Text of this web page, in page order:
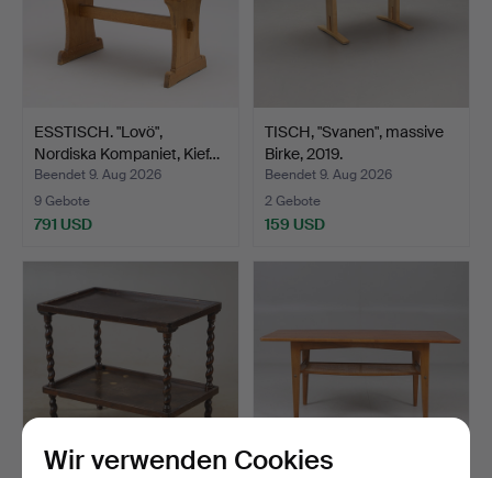
ESSTISCH. "Lovö",
Nordiska Kompaniet, Kief…
Beendet 9. Aug 2026
9 Gebote
791 USD
TISCH, "Svanen", massive
Birke, 2019.
Beendet 9. Aug 2026
2 Gebote
159 USD
Wir verwenden Cookies